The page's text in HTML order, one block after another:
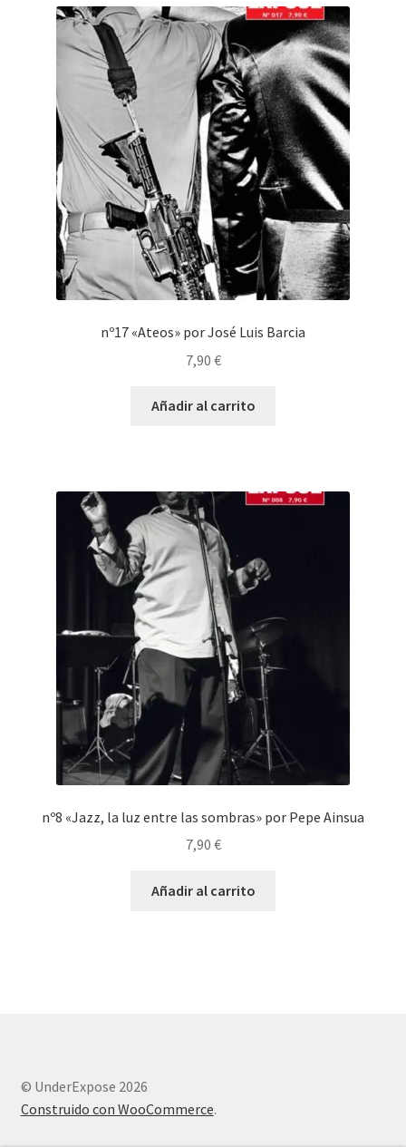
nº17 «Ateos» por José Luis Barcia
7,90 €
Añadir al carrito
nº8 «Jazz, la luz entre las sombras» por Pepe Ainsua
7,90 €
Añadir al carrito
© UnderExpose 2026
Construido con WooCommerce.